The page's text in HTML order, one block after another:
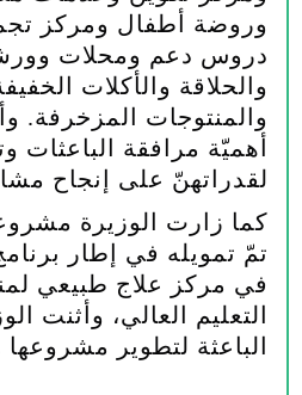
وروضة أطفال ومركز
دروس دعم ومحلات
والحلاقة والأكلات
والمنتوجات المزخرفة.
أهميّة مرافقة الباعثات
لقدراتهنّ على إنجاح
كما زارت الوزيرة
تمّ تمويله في إطار
في مركز علاج طبيعي
التعليم العالي، وأثنت
الباعثة لتطوير